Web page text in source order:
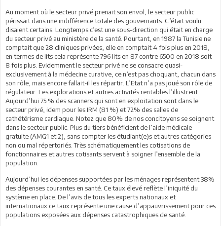
Au moment où le secteur privé prenait son envol, le secteur public
périssait dans une indifférence totale des gouvernants. C’était voulu
disaient certains. Longtemps c’est une sous-direction qui était en charge
du secteur privé au ministère de la santé. Pourtant, en 1987 la Tunisie ne
comptait que 28 cliniques privées, elle en comptait 4 fois plus en 2018,
en termes de lits cela représente 796 lits en 87 contre 6500 en 2018 soit
8 fois plus. Evidemment le secteur privé ne se consacre quasi-
exclusivement à la médecine curative, ce n’est pas choquant, chacun dans
son rôle, mais encore fallait-il les répartir. L’Etat n’a pas joué son rôle de
régulateur. Les explorations et autres activités rentables l’illustrent.
Aujourd’hui 75 % des scanners qui sont en exploitation sont dans le
secteur privé, idem pour les IRM (81 %) et 72% des salles de
cathétérisme cardiaque. Notez que 80% de nos concitoyens se soignent
dans le secteur public. Plus du tiers bénéficient de l’aide médicale
gratuite (AMG1 et 2), sans compter les étudiant(e)s et autres catégories
non ou mal répertoriés. Très schématiquement les cotisations de
fonctionnaires et autres cotisants servent à soigner l’ensemble de la
population.
Aujourd’hui les dépenses supportées par les ménages représentent 38%
des dépenses courantes en santé. Ce taux élevé reflète l’iniquité du
système en place. De l’avis de tous les experts nationaux et
internationaux ce taux représente une cause d’appauvrissement pour ces
populations exposées aux dépenses catastrophiques de santé.